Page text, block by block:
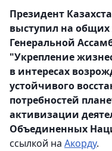
Президент
выступил на общих
Генеральной
"Укрепление
в интересах
устойчивого
потребностей
активизации
Объединенных
ссылкой на Акорду.